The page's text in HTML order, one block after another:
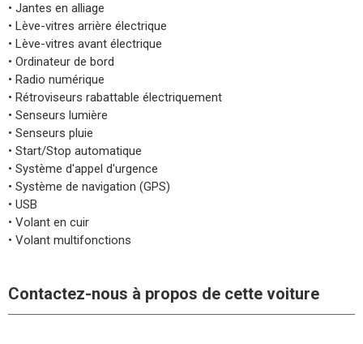
• Jantes en alliage
• Lève-vitres arrière électrique
• Lève-vitres avant électrique
• Ordinateur de bord
• Radio numérique
• Rétroviseurs rabattable électriquement
• Senseurs lumière
• Senseurs pluie
• Start/Stop automatique
• Système d'appel d'urgence
• Système de navigation (GPS)
• USB
• Volant en cuir
• Volant multifonctions
Contactez-nous à propos de cette voiture